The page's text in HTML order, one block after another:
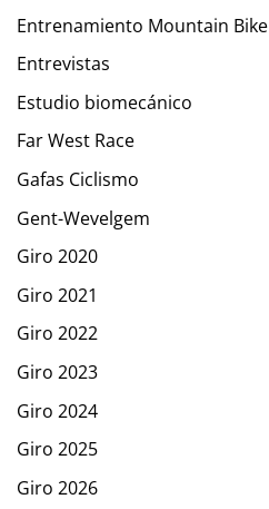
Entrenamiento Mountain Bike
Entrevistas
Estudio biomecánico
Far West Race
Gafas Ciclismo
Gent-Wevelgem
Giro 2020
Giro 2021
Giro 2022
Giro 2023
Giro 2024
Giro 2025
Giro 2026